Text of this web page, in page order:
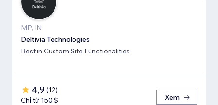
MP, IN
Deltivia Technologies
Best in Custom Site Functionalities
4,9 (12)
Chỉ từ 150 $
Xem